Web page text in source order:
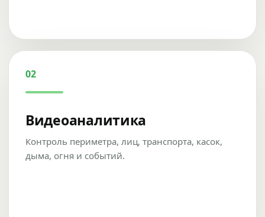
02
Видеоаналитика
Контроль периметра, лиц, транспорта, касок,
дыма, огня и событий.